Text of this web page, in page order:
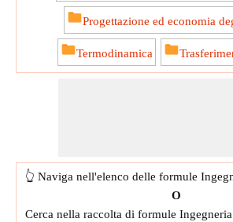
Progettazione ed economia
Termodinamica
👆 Naviga nell'elenco delle formule
O
Cerca nella raccolta di formule